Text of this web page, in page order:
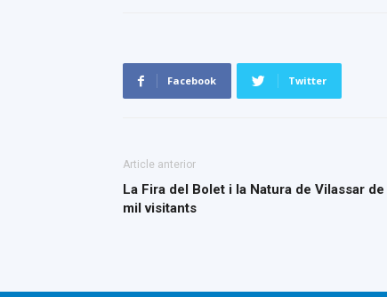
Facebook Twitter
Article anterior
La Fira del Bolet i la Natura de Vilassar
mil visitants